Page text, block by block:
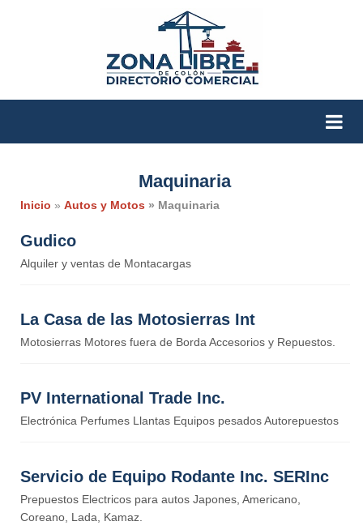
Maquinaria
Inicio » Autos y Motos » Maquinaria
Gudico
Alquiler y ventas de Montacargas
La Casa de las Motosierras Int
Motosierras Motores fuera de Borda Accesorios y Repuestos.
PV International Trade Inc.
Electrónica Perfumes Llantas Equipos pesados Autorepuestos
Servicio de Equipo Rodante Inc. SERInc
Prepuestos Electricos para autos Japones, Americano,
Coreano, Lada, Kamaz.